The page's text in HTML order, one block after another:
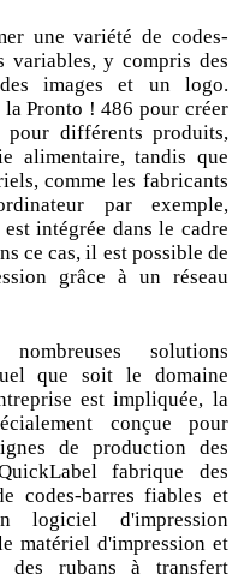
une variété de codes-
variables, y compris des
images et un logo.
Pronto ! 486 pour créer
pour différents produits,
alimentaire, tandis que
comme les fabricants
par exemple,
intégrée dans le cadre
ce cas, il est possible de
grâce à un réseau
solutions
que soit le domaine
est impliquée, la
conçue pour
de production des
fabrique des
codes-barres fiables et
logiciel d'impression
matériel d'impression et
des rubans à transfert